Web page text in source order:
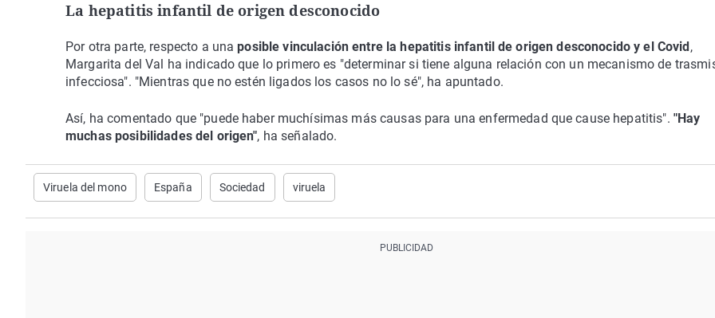
La hepatitis infantil de origen desconocido
Por otra parte, respecto a unaposible vinculación entre la hepatitis infantil de origen desconocido y el Covid ,
Margarita del Val ha indicado que lo primero es "determinar si tiene alguna relación con un mecanismo de
infecciosa". "Mientras que no estén ligados los casos no lo sé", ha apuntado.
Así, ha comentado que "puede haber muchísimas más causas para una enfermedad que cause hepatitis". "Hay
muchas posibilidades del origen", ha señalado.
Viruela del mono España Sociedad viruela